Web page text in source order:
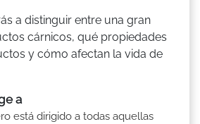
a distinguir entre una gran
cárnicos, qué propiedades
y cómo afectan la vida de
a
está dirigido a todas aquellas